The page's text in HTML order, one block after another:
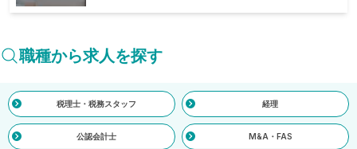
職種から求人を探す
税理士・税務スタッフ 経理
公認会計士 M&A・FAS